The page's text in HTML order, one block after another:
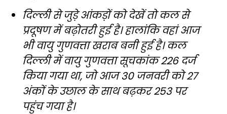
दिल्ली से जुड़े आंकड़ों को देखें तो कल से
प्रदूषण में बढ़ोतरी हुई है। हालांकि वहां आज
भी वायु गुणवत्ता खराब बनी हुई है। कल
दिल्ली में वायु गुणवत्ता सूचकांक 226 दर्ज
किया गया था, जो आज 30 जनवरी को 27
अंकों के उछाल के साथ बढ़कर 253 पर
पहुंच गया है।